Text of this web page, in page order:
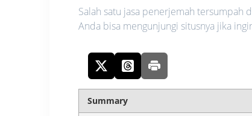
Salah satu jasa penerjemah tersumpah
Anda bisa mengunjungi situsnya jika
Summary